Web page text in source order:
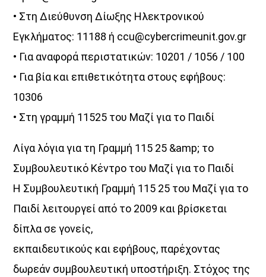
• Στη Διεύθυνση Δίωξης Ηλεκτρονικού
Εγκλήματος: 11188 ή ccu@cybercrimeunit.gov.gr
• Για αναφορά περιστατικών: 10201 / 1056 / 100
• Για βία και επιθετικότητα στους εφήβους:
10306
• Στη γραμμή 11525 του Μαζί για το Παιδί
Λίγα λόγια για τη Γραμμή 115 25 &amp; το
Συμβουλευτικό Κέντρο του Μαζί για το Παιδί
Η Συμβουλευτική Γραμμή 115 25 του Μαζί για το
Παιδί λειτουργεί από το 2009 και βρίσκεται
δίπλα σε γονείς,
εκπαιδευτικούς και εφήβους, παρέχοντας
δωρεάν συμβουλευτική υποστήριξη. Στόχος της